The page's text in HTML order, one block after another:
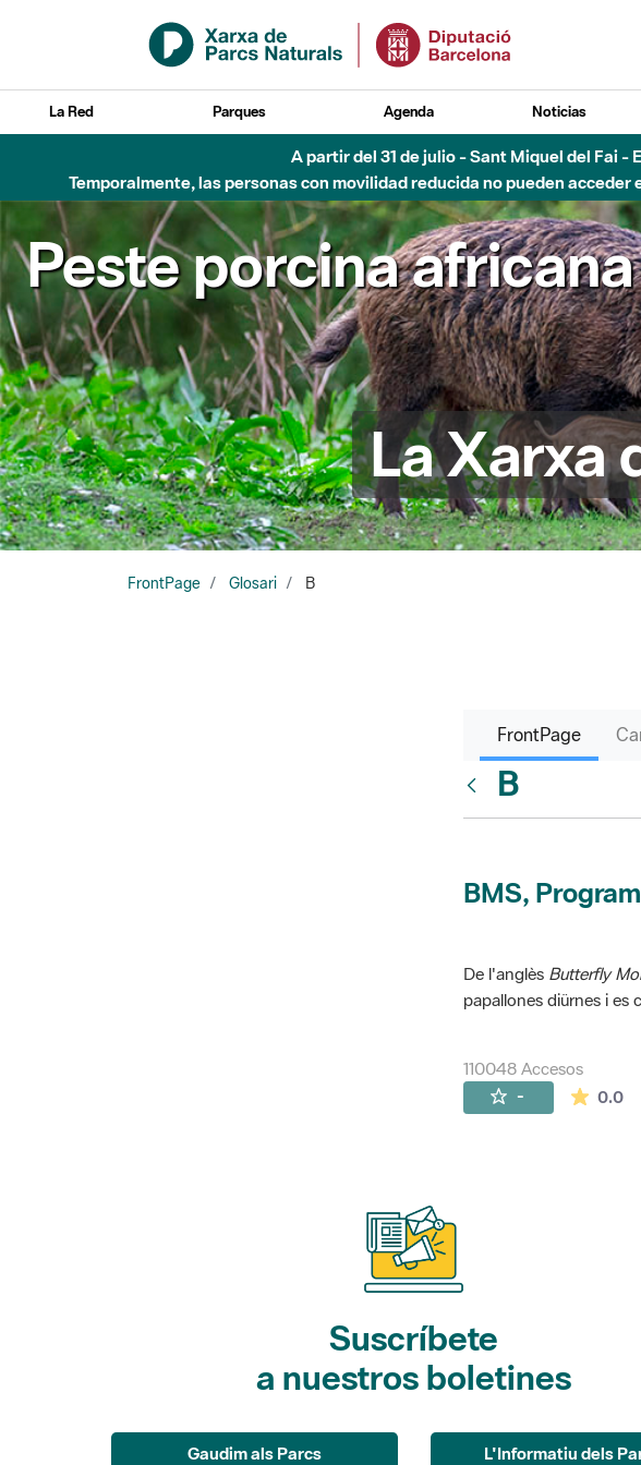
Saltar al contenido principal
La Red Parques Agenda Noticias
A partir del 31 de julio - Sant Miquel del Fai
Temporalmente, las personas con movilidad reducida no pueden
Peste porcina africana
La Xarxa
FrontPage Glosari B
FrontPage
B
BMS,
De l'anglès Butterfly
papallones diürnes i es
110048 Accesos
- 0.0
Suscríbete
a nuestros boletines
Gaudim als Parcs L'Informatiu dels